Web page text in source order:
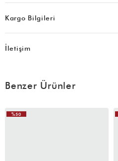
Kargo Bilgileri
İletişim
Benzer Ürünler
%50